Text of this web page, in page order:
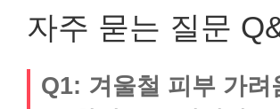
자주 묻는 질문
Q1: 겨울철 피부 가려